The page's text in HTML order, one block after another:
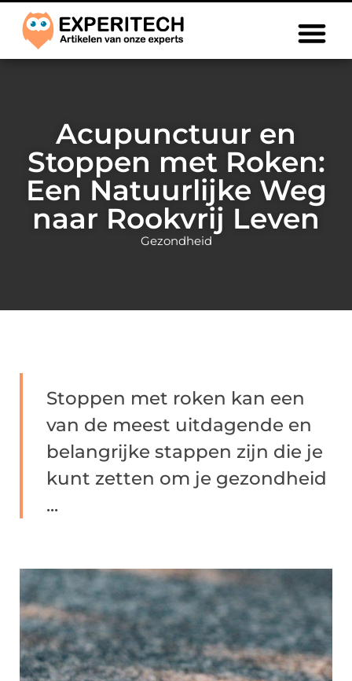
Acupunctuur en
Stoppen met Roken:
Een Natuurlijke Weg
naar Rookvrij Leven
Gezondheid
Stoppen met roken kan een
van de meest uitdagende en
belangrijke stappen zijn die je
kunt zetten om je gezondheid
...